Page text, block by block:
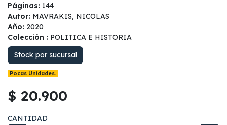
Páginas: 144
Autor: MAVRAKIS, NICOLAS
Año: 2020
Colección : POLITICA E HISTORIA
Stock por sucursal
Pocas Unidades.
$ 20.900
CANTIDAD